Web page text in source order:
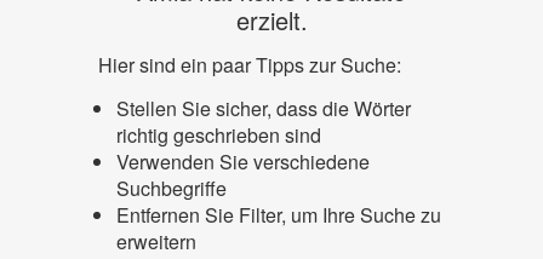
erzielt.
Hier sind ein paar Tipps zur Suche:
Stellen Sie sicher, dass die Wörter
richtig geschrieben sind
Verwenden Sie verschiedene
Suchbegriffe
Entfernen Sie Filter, um Ihre Suche zu
erweitern